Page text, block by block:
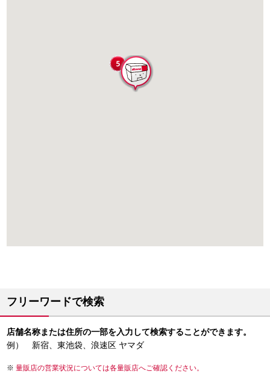
フリーワードで検索
店舗名称または住所の一部を入力して検索することができます。
例） 新宿、東池袋、浪速区 ヤマダ
量販店の営業状況については各量販店へご確認ください。